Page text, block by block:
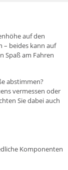
auf den
– beides kann auf
Spaß am Fahren
abstimmen?
vermessen oder
Sie dabei auch
Komponenten